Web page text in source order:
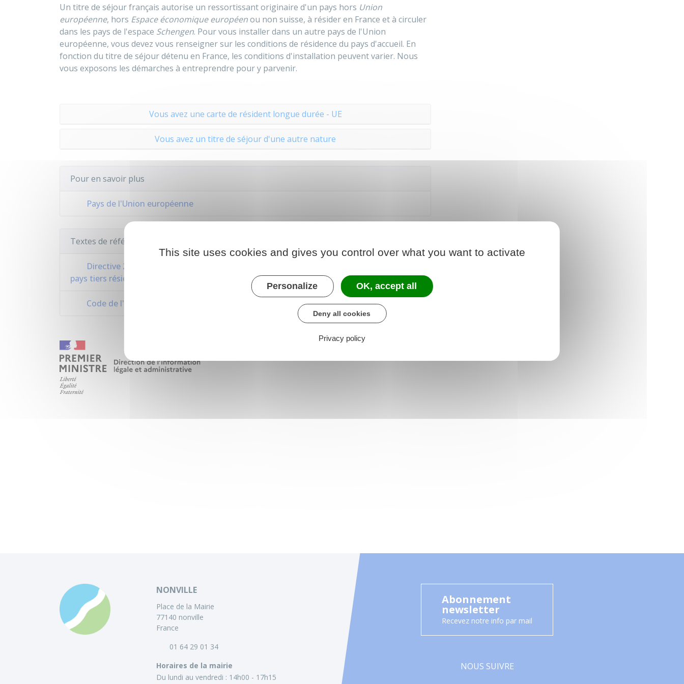
Un titre de séjour français autorise un ressortissant originaire d'un pays hors Union
européenne, hors Espace économique européenou non suisse, à résider en France et à circuler
dans les pays de l'espace Schengen. Pour vous installer dans un autre pays de l'Union
européenne, vous devez vous renseigner sur les conditions de résidence du pays d'accueil. En
fonction du titre de séjour détenu en France, les conditions d'installation peuvent varier. Nous
vous exposons les démarches à entreprendre pour y parvenir.
Vous avez une carte de résident longue durée - UE
Vous avez un titre de séjour d'une autre nature
Pour en savoir plus
Pays de l'Union européenne
Textes de référence
Directive 2003/109/CE du 25 novembre 2003 relative au statut des ressortissants de
pays tiers résidents de longue durée
Code de l'entrée et du séjour des étrangers et du droit d'asile : article L433-7
NONVILLE
Place de la Mairie
77140 nonville
France
01 64 29 01 34
Horaires de la mairie
Du lundi au vendredi : 14h00 - 17h15
Abonnement
newsletter
Recevez notre info par mail
NOUS SUIVRE
This site uses cookies and gives you control over what you want to activate
Personalize OK, accept all
Deny all cookies
Privacy policy